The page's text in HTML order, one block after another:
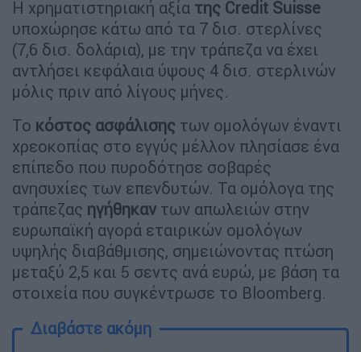
Η χρηματιστηριακή αξία της Credit Suisse
υποχώρησε κάτω από τα 7 δισ. στερλίνες
(7,6 δισ. δολάρια), με την τράπεζα να έχει
αντλήσει κεφάλαια ύψους 4 δισ. στερλινών
μόλις πριν από λίγους μήνες.
Το κόστος ασφάλισης των ομολόγων έναντι
χρεοκοπίας στο εγγύς μέλλον πλησίασε ένα
επίπεδο που πυροδότησε σοβαρές
ανησυχίες των επενδυτών. Τα ομόλογα της
τράπεζας ηγήθηκαν των απωλειών στην
ευρωπαϊκή αγορά εταιρικών ομολόγων
υψηλής διαβάθμισης, σημειώνοντας πτώση
μεταξύ 2,5 και 5 σεντς ανά ευρώ, με βάση τα
στοιχεία που συγκέντρωσε το Bloomberg.
Διαβάστε ακόμη